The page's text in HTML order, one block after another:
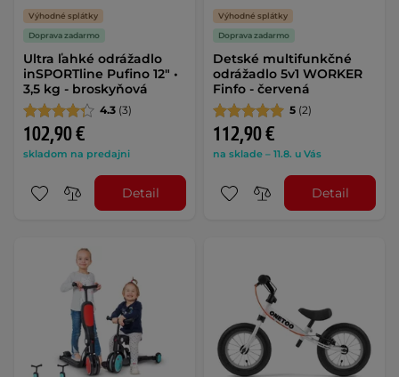
Výhodné splátky
Doprava zadarmo
Ultra ľahké odrážadlo
inSPORTline Pufino 12" •
3,5 kg - broskyňová
4.3 (3)
102,90 €
skladom na predajni
Detail
Výhodné splátky
Doprava zadarmo
Detské multifunkčné
odrážadlo 5v1 WORKER
Finfo - červená
5 (2)
112,90 €
na sklade – 11.8. u Vás
Detail